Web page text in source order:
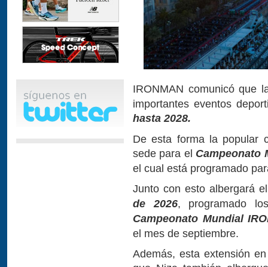
IRONMAN comunicó que
importantes eventos
hasta 2028.
De esta forma la popular
sede para el Campeonato
el cual está programado
Junto con esto albergará
de 2026, programado
Campeonato Mundial
el mes de septiembre.
Además, esta extensión